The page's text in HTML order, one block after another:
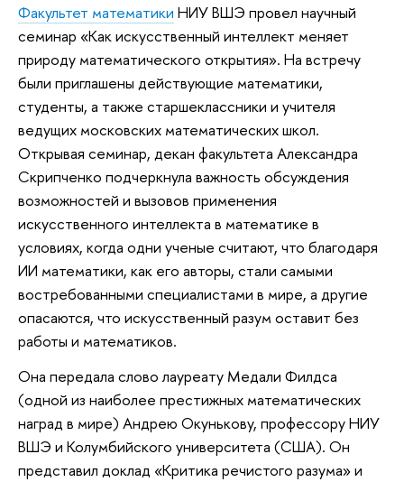
Факультет математики НИУ ВШЭ провел научный
семинар «Как искусственный интеллект меняет
природу математического открытия». На встречу
были приглашены действующие математики,
студенты, а также старшеклассники и учителя
ведущих московских математических школ.
Открывая семинар, декан факультета Александра
Скрипченко подчеркнула важность обсуждения
возможностей и вызовов применения
искусственного интеллекта в математике в
условиях, когда одни ученые считают, что благодаря
ИИ математики, как его авторы, стали самыми
востребованными специалистами в мире, а другие
опасаются, что искусственный разум оставит без
работы и математиков.
Она передала слово лауреату Медали Филдса
(одной из наиболее престижных математических
наград в мире) Андрею Окунькову, профессору НИУ
ВШЭ и Колумбийского университета (США). Он
представил доклад «Критика речистого разума» и